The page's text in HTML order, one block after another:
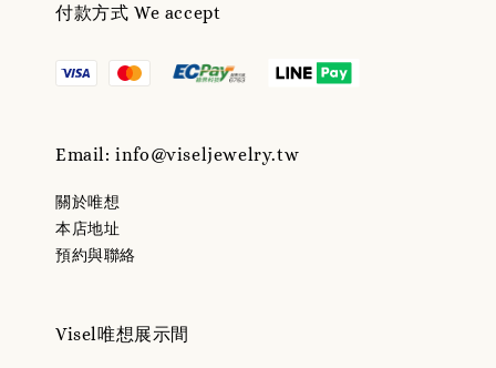
付款方式 We accept
Email: info@viseljewelry.tw
關於唯想
本店地址
預約與聯絡
Visel唯想展示間